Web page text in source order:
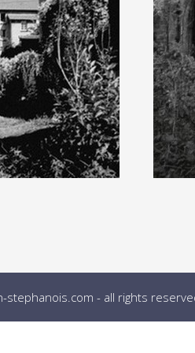
stephanois.com - all rights